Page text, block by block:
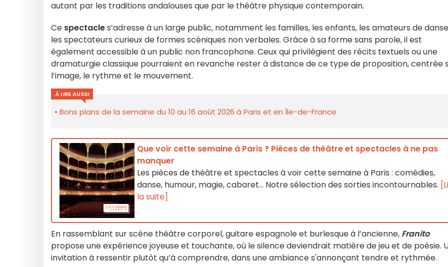
autant par les traditions andalouses que par le théâtre physique contemporain.
Ce spectacles’adresse à un large public, notamment les familles, les enfants, les amateurs de
les spectateurs curieux de formes scéniques non verbales. Grâce à sa forme sans parole, il est
également accessible à un public non francophone. Ceux qui privilégient des récits textuels ou une
dramaturgie classique pourraient en revanche rester à distance de ce type de proposition, centrée
l’image, le rythme et le mouvement.
À LIRE AUSSI
Bons plans de la semaine du 10 au 16 août 2026 à Paris et en Île-de-France
Que voir cette semaine à Paris ? Pièces de théâtre et spectacles à ne pas
manquer
Les pièces de théâtre et spectacles à voir cette semaine à Paris : comédies,
danse, humour, magie, cabaret… Notre sélection des sorties incontournables.
la suite]
En rassemblant sur scène théâtre corporel, guitare espagnole et burlesque à l’ancienne, Franito
propose une expérience joyeuse et touchante, où le silence deviendrait matière de jeu et de poésie.
invitation à ressentir plutôt qu’à comprendre, dans une ambiance s'annonçant tendre et rythmée.